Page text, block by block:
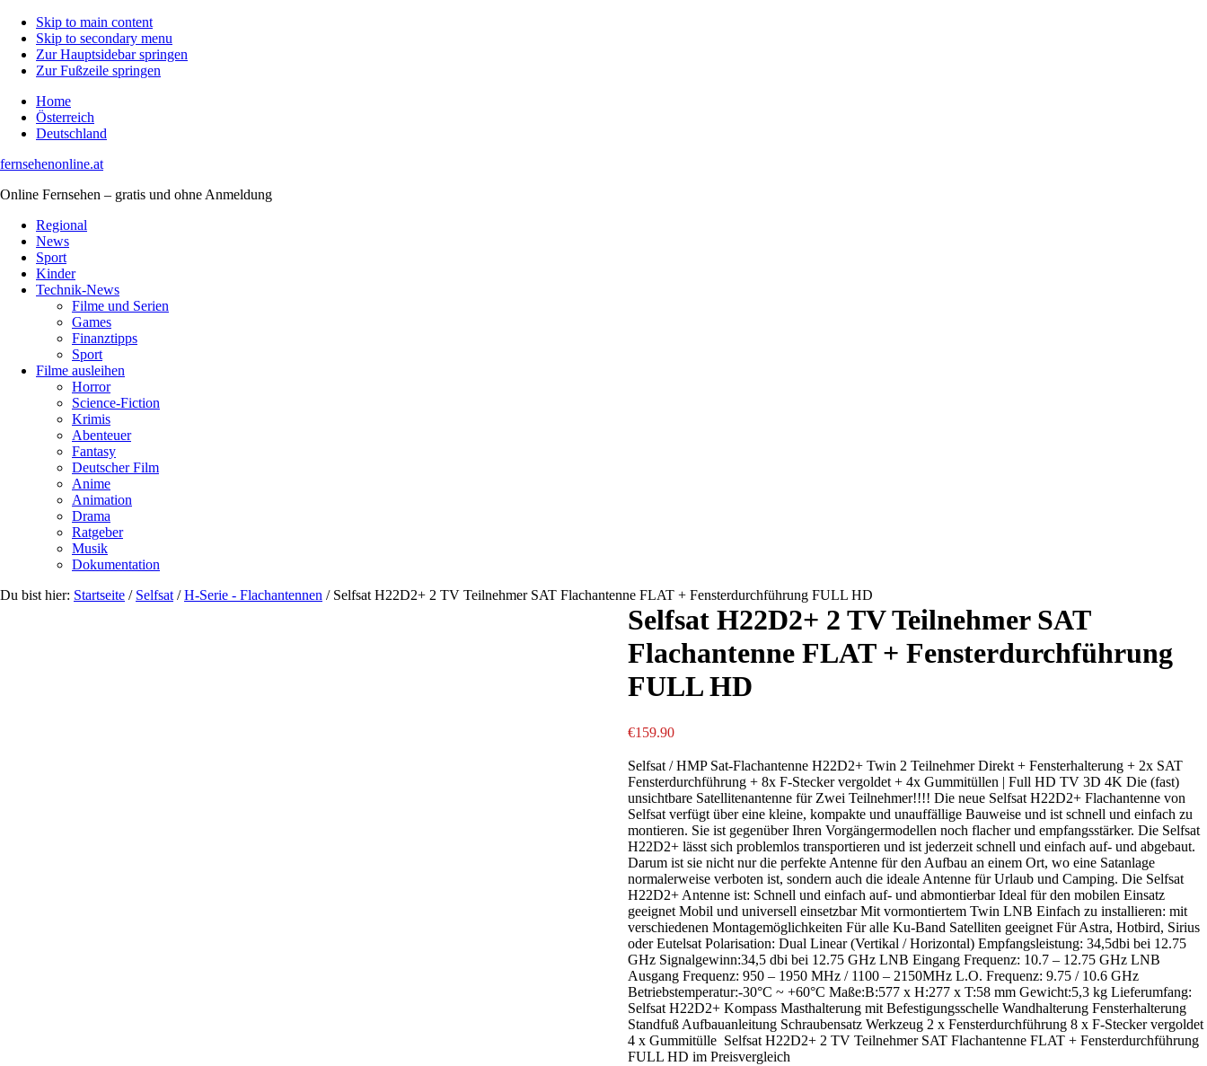
Skip to main content
Skip to secondary menu
Zur Hauptsidebar springen
Zur Fußzeile springen
Home
Österreich
Deutschland
fernsehenonline.at
Online Fernsehen – gratis und ohne Anmeldung
Regional
News
Sport
Kinder
Technik-News
Filme und Serien
Games
Finanztipps
Sport
Filme ausleihen
Horror
Science-Fiction
Krimis
Abenteuer
Fantasy
Deutscher Film
Anime
Animation
Drama
Ratgeber
Musik
Dokumentation
Du bist hier: Startseite / Selfsat / H-Serie - Flachantennen /Selfsat H22D2+ 2 TV Teilnehmer SAT Flachantenne FLAT + Fensterdurchführung FULL HD
Selfsat H22D2+ 2 TV Teilnehmer SAT
Flachantenne FLAT + Fensterdurchführung
FULL HD
€159.90
Selfsat / HMP Sat-Flachantenne H22D2+ Twin 2 Teilnehmer Direkt + Fensterhalterung + 2x SAT
Fensterdurchführung + 8x F-Stecker vergoldet + 4x Gummitüllen | Full HD TV 3D 4K Die (fast)
unsichtbare Satellitenantenne für Zwei Teilnehmer!!!! Die neue Selfsat H22D2+ Flachantenne von
Selfsat verfügt über eine kleine, kompakte und unauffällige Bauweise und ist schnell und einfach zu
montieren. Sie ist gegenüber Ihren Vorgängermodellen noch flacher und empfangsstärker. Die Selfsat
H22D2+ lässt sich problemlos transportieren und ist jederzeit schnell und einfach auf- und abgebaut.
Darum ist sie nicht nur die perfekte Antenne für den Aufbau an einem Ort, wo eine Satanlage
normalerweise verboten ist, sondern auch die ideale Antenne für Urlaub und Camping. Die Selfsat
H22D2+ Antenne ist: Schnell und einfach auf- und abmontierbar Ideal für den mobilen Einsatz
geeignet Mobil und universell einsetzbar Mit vormontiertem Twin LNB Einfach zu installieren: mit
verschiedenen Montagemöglichkeiten Für alle Ku-Band Satelliten geeignet Für Astra, Hotbird, Sirius
oder Eutelsat Polarisation: Dual Linear (Vertikal / Horizontal) Empfangsleistung: 34,5dbi bei 12.75
GHz Signalgewinn:34,5 dbi bei 12.75 GHz LNB Eingang Frequenz: 10.7 – 12.75 GHz LNB
Ausgang Frequenz: 950 – 1950 MHz / 1100 – 2150MHz L.O. Frequenz: 9.75 / 10.6 GHz
Betriebstemperatur:-30°C ~ +60°C Maße:B:577 x H:277 x T:58 mm Gewicht:5,3 kg Lieferumfang:
Selfsat H22D2+ Kompass Masthalterung mit Befestigungsschelle Wandhalterung Fensterhalterung
Standfuß Aufbauanleitung Schraubensatz Werkzeug 2 x Fensterdurchführung 8 x F-Stecker vergoldet
4 x Gummitülle Selfsat H22D2+ 2 TV Teilnehmer SAT Flachantenne FLAT + Fensterdurchführung
FULL HD im Preisvergleich